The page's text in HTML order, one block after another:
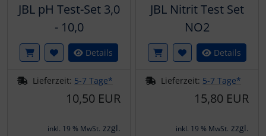
JBL pH Test-Set 3,0
- 10,0
Details
Lieferzeit: 5-7 Tage*
10,50 EUR
inkl. 19 % MwSt. zzgl.
JBL Nitrit Test Set
NO2
Details
Lieferzeit: 5-7 Tage*
15,80 EUR
inkl. 19 % MwSt. zzgl.